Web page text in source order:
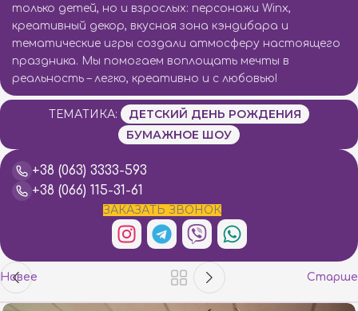
только детей, но и взрослых: персонажи Winx,
креативный декор, вкусная зона кэндибара и
тематические игры создали атмосферу настоящего
праздника. Мы помогаем воплощать мечты в
реальность – легко, креативно и с любовью!
ТЕМАТИКА:
ДЕТСКИЙ ДЕНЬ РОЖДЕНИЯ
БУМАЖНОЕ ШОУ
+38 (063) 3333-593
+38 (066) 115-31-61
ЗАКАЗАТЬ ЗВОНОК
Новее Старше